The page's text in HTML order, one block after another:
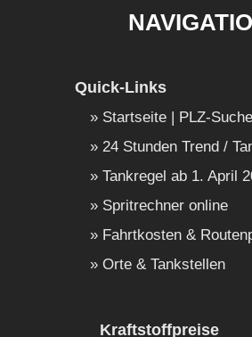
Quick-Links
Startseite | PLZ-Suche
24 Stunden Trend /
Tankregel ab 1. April
Spritrechner online
Fahrtkosten &
Orte & Tankstellen
Kraftstoffpreise